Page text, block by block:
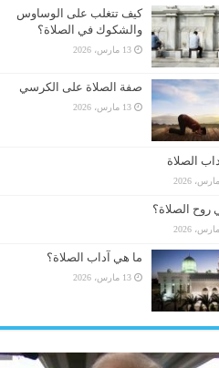
كيف تتغلب على الوساوس
والشكوك في الصلاة؟
13 مارس، 2026
صفة الصلاة على الكرسي
13 مارس، 2026
الصلاة
روح الصلاة؟
ما هي آداب الصلاة؟
13 مارس، 2026